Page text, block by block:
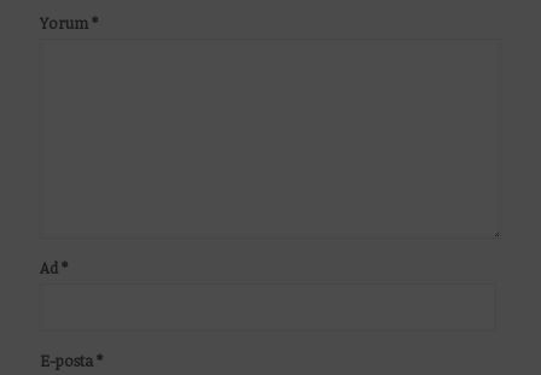
Yorum*
Ad*
E-posta*